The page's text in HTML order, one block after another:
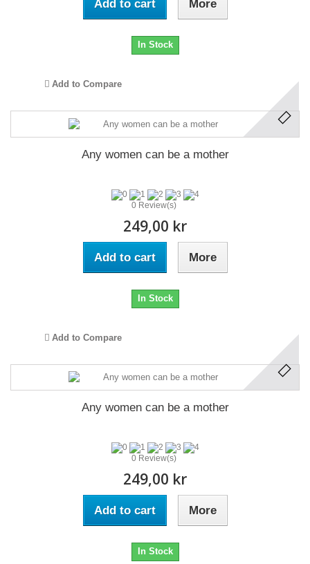
Add to cart More
In Stock
Add to Compare
Any women can be a mother
0 Review(s)
249,00 kr
Add to cart More
In Stock
Add to Compare
Any women can be a mother
0 Review(s)
249,00 kr
Add to cart More
In Stock